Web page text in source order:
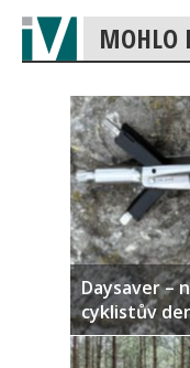
MOHLO
Daysaver –
cyklistův